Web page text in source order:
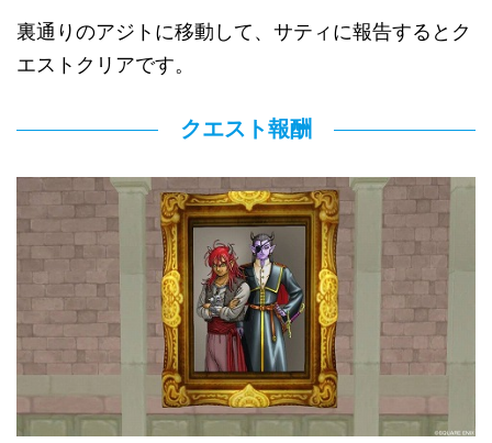
裏通りのアジトに移動して、サティに報告するとク
エストクリアです。
クエスト報酬